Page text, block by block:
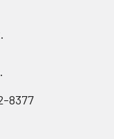
8377